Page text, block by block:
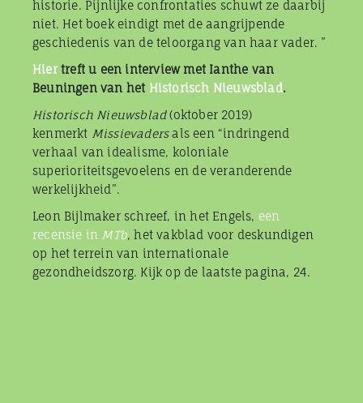
historie. Pijnlijke confrontaties schuwt ze daarbij
niet. Het boek eindigt met de aangrijpende
geschiedenis van de teloorgang van haar vader. ”
Hiertreft u een interview met Ianthe van
Beuningen van het Historisch Nieuwsblad.
Historisch Nieuwsblad(oktober 2019)
kenmerkt Missievadersals een “indringend
verhaal van idealisme, koloniale
superioriteitsgevoelens en de veranderende
werkelijkheid”.
Leon Bijlmaker schreef, in het Engels, een
recensie in MTb, het vakblad voor deskundigen
op het terrein van internationale
gezondheidszorg. Kijk op de laatste pagina, 24.